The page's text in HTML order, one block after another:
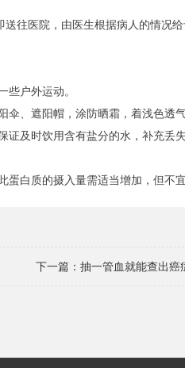
医院，由医生根据病人的情况
户外运动。
、遮阳帽，涂防晒霜，着浅色透气
及时饮用含有盐分的水，补充丢失
白质的摄入量需适当增加，但不宜
下一篇： 抽一管血就能查出癌